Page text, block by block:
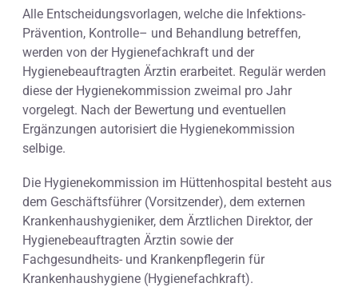
Alle Entscheidungsvorlagen, welche die Infektions-
Prävention, Kontrolle– und Behandlung betreffen,
werden von der Hygienefachkraft und der
Hygienebeauftragten Ärztin erarbeitet. Regulär werden
diese der Hygienekommission zweimal pro Jahr
vorgelegt. Nach der Bewertung und eventuellen
Ergänzungen autorisiert die Hygienekommission
selbige.
Die Hygienekommission im Hüttenhospital besteht aus
dem Geschäftsführer (Vorsitzender), dem externen
Krankenhaushygieniker, dem Ärztlichen Direktor, der
Hygienebeauftragten Ärztin sowie der
Fachgesundheits- und Krankenpflegerin für
Krankenhaushygiene (Hygienefachkraft).